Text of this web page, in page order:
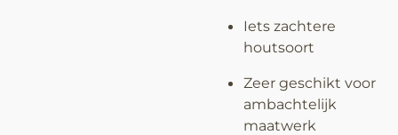
Iets zachtere
houtsoort
Zeer geschikt voor
ambachtelijk
maatwerk